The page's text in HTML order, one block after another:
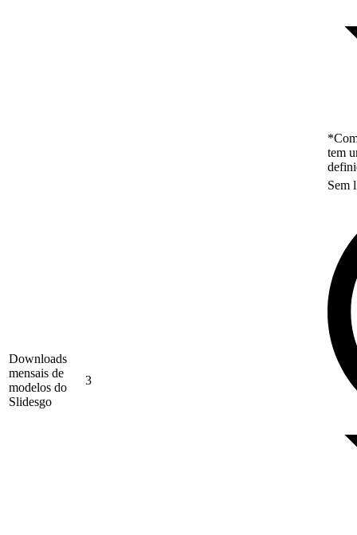
tem
Downloads
mensais de
modelos do
Slidesgo
3
Sem